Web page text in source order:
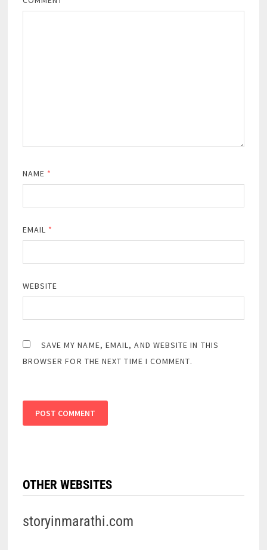
NAME *
EMAIL *
WEBSITE
SAVE MY NAME, EMAIL, AND WEBSITE IN THIS
BROWSER FOR THE NEXT TIME I COMMENT.
OTHER WEBSITES
storyinmarathi.com